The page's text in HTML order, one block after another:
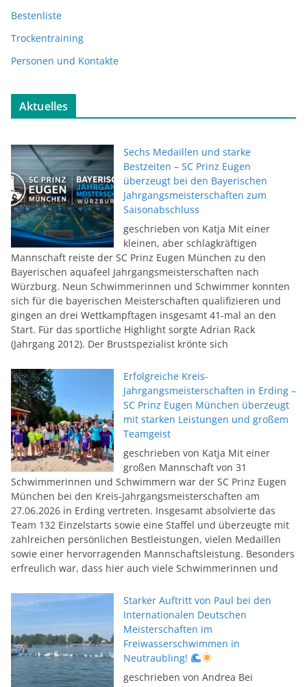
Bestenliste
Trockentraining
Personen und Kontakte
Aktuelles
Sechs Medaillen und starke
Bestzeiten – SC Prinz Eugen
überzeugt bei den Bayerischen
Jahrgangsmeisterschaften zum
Saisonabschluss
geschrieben von Katja Mit einer
kleinen, aber schlagkräftigen
Mannschaft reiste der SC Prinz Eugen München zu den
Bayerischen aquafeel Jahrgangsmeisterschaften nach
Würzburg. Neun Schwimmerinnen und Schwimmer konnten
sich für die bayerischen Meisterschaften qualifizieren und
gingen an drei Wettkampftagen insgesamt 41-mal an den
Start. Für das sportliche Highlight sorgte Adrian Rack
(Jahrgang 2012). Der Brustspezialist krönte sich
Erfolgreiche Kreis-
Jahrgangsmeisterschaften in Erding –
SC Prinz Eugen München überzeugt
mit starken Leistungen und großem
Teamgeist
geschrieben von Katja Mit einer
großen Mannschaft von 31
Schwimmerinnen und Schwimmern war der SC Prinz Eugen
München bei den Kreis-Jahrgangsmeisterschaften am
27.06.2026 in Erding vertreten. Insgesamt absolvierte das
Team 132 Einzelstarts sowie eine Staffel und überzeugte mit
zahlreichen persönlichen Bestleistungen, vielen Medaillen
sowie einer hervorragenden Mannschaftsleistung. Besonders
erfreulich war, dass hier auch viele Schwimmerinnen und
Starker Auftritt von Paul bei den
Internationalen Deutschen
Meisterschaften im
Freiwasserschwimmen in
Neutraubling!
geschrieben von Andrea Bei